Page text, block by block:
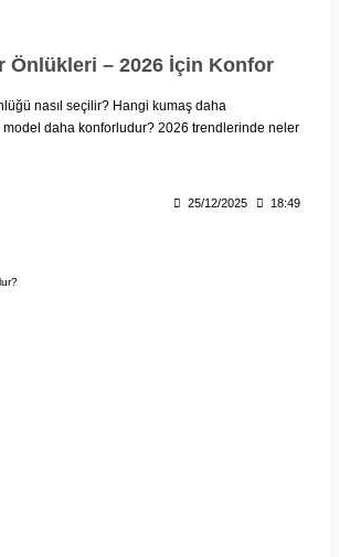
Önlükleri – 2026 İçin Konfor
nasıl seçilir? Hangi kumaş daha
model daha konforludur? 2026 trendlerinde neler
25/12/2025 18:49